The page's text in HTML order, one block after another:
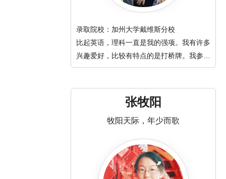
录取院校：加州大学戴维斯分校
比起英语，理科一直是我的强项。我有许多
兴趣爱好，比较有特点的是打桥牌。我参与
的活动比较丰富，……
张牧阳
牧阳天际，年少而歌